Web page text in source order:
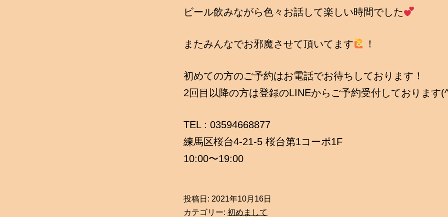
ビール飲みながら色々お話して楽しい時間でした
またみんなでお邪魔させて頂いてます ！
初めての方のご予約はお電話でお待ちしております！
2回目以降の方は登録のLINEからご予約受付しております
TEL : 03594668877
練馬区桜台4-21-5 桜台第1コーポ1F
10:00〜19:00
投稿日: 2021年10月16日
カテゴリー: 初めまして